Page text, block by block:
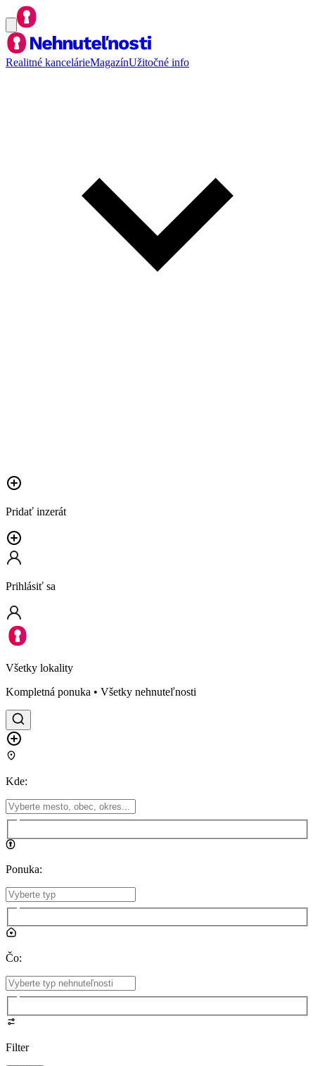
Realitné kancelárieMagazínUžitočné info
Pridať inzerát
Prihlásiť sa
Všetky lokality
Kompletná ponuka • Všetky nehnuteľnosti
Kde:
Ponuka:
Čo:
Filter